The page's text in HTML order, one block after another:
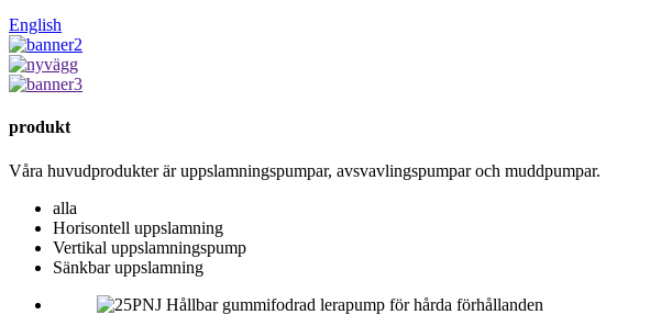
English
produkt
Våra huvudprodukter är uppslamningspumpar, avsvavlingspumpar och muddpumpar.
alla
Horisontell uppslamning
Vertikal uppslamningspump
Sänkbar uppslamning